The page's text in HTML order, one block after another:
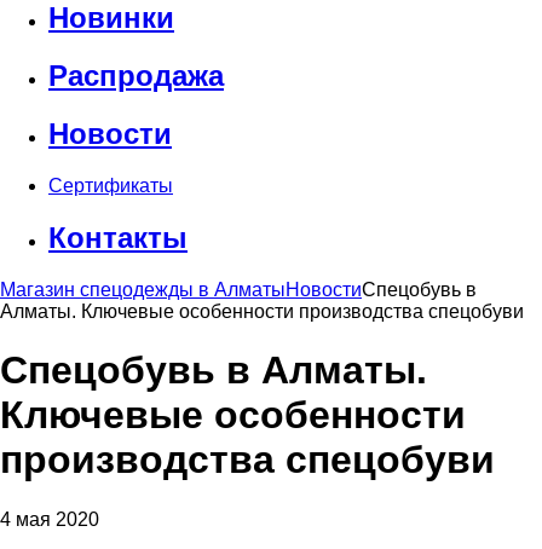
Новинки
Распродажа
Новости
Сертификаты
Контакты
Магазин спецодежды в АлматыНовостиСпецобувь в
Алматы. Ключевые особенности производства спецобуви
Спецобувь в Алматы.
Ключевые особенности
производства спецобуви
4 мая 2020